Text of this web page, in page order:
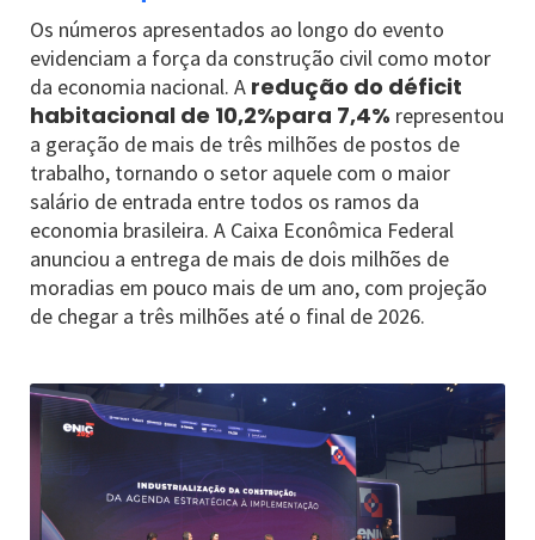
Os números apresentados ao longo do evento
evidenciam a força da construção civil como motor
da economia nacional. A redução do déficit
habitacional de 10,2%para 7,4% representou
a geração de mais de três milhões de postos de
trabalho, tornando o setor aquele com o maior
salário de entrada entre todos os ramos da
economia brasileira. A Caixa Econômica Federal
anunciou a entrega de mais de dois milhões de
moradias em pouco mais de um ano, com projeção
de chegar a três milhões até o final de 2026.